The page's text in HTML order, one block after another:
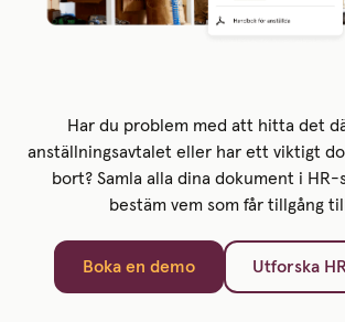
Har du problem med att hitta det
anställningsavtalet eller har ett viktigt
bort? Samla alla dina dokument i
bestäm vem som får tillgång
Boka en demo Utforska